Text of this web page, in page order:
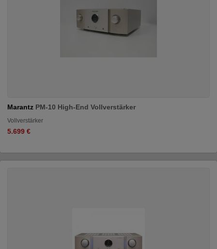
Marantz PM-10 High-End Vollverstärker
Vollverstärker
5.699 €